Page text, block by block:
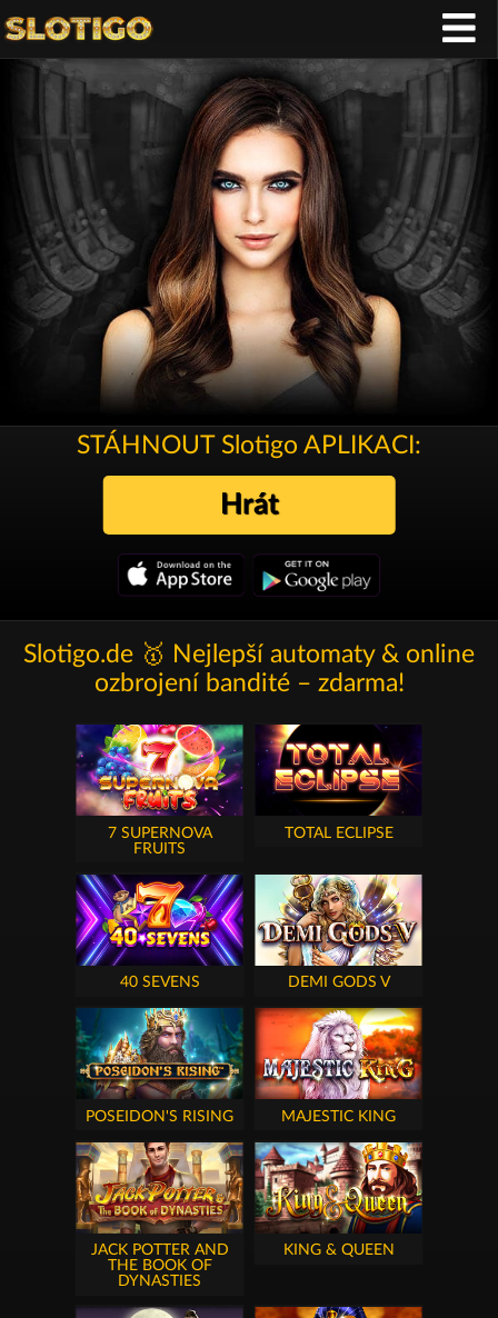
STÁHNOUT Slotigo APLIKACI:
Hrát
Slotigo.de 🥇 Nejlepší automaty & online
ozbrojení bandité – zdarma!
7 SUPERNOVA
FRUITS
TOTAL ECLIPSE
40 SEVENS DEMI GODS V
POSEIDON'S RISING MAJESTIC KING
JACK POTTER AND
THE BOOK OF
DYNASTIES
KING & QUEEN